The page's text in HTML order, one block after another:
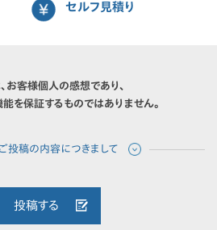
セルフ見積り
お客様個人の感想であり、
を保証するものではありません。
投稿する